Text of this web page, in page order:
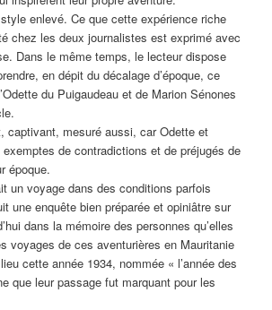
enlevé. Ce que cette expérience riche
chez les deux journalistes est exprimé avec
Dans le même temps, le lecteur dispose
en dépit du décalage d’époque, ce
du Puigaudeau et de Marion Sénones
captivant, mesuré aussi, car Odette et
de contradictions et de préjugés de
époque.
un voyage dans des conditions parfois
une enquête bien préparée et opiniâtre sur
dans la mémoire des personnes qu’elles
voyages de ces aventurières en Mauritanie
cette année 1934, nommée « l’année des
que leur passage fut marquant pour les